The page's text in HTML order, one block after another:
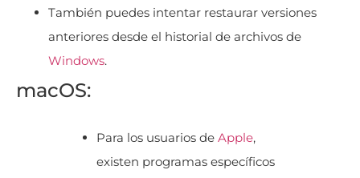
También puedes intentar restaurar versiones
anteriores desde el historial de archivos de
Windows.
macOS:
Para los usuarios de Apple,
existen programas específicos